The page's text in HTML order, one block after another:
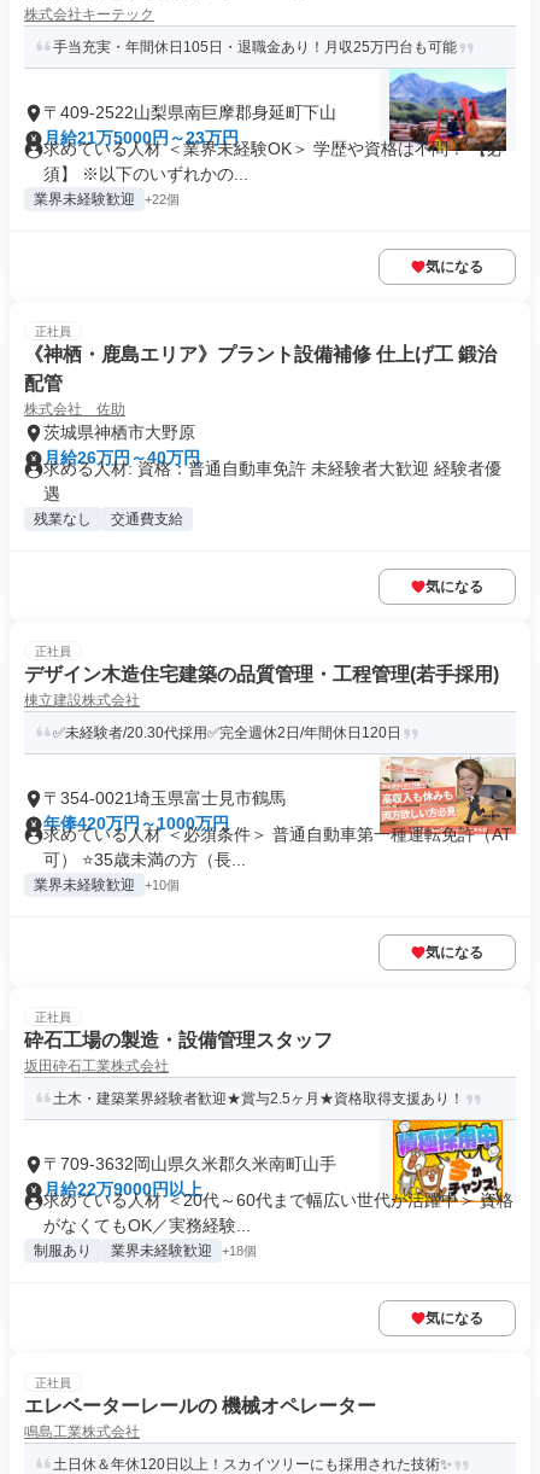
株式会社キーテック
手当充実・年間休日105日・退職金あり！月収25万円台も可能
〒409-2522山梨県南巨摩郡身延町下山
月給21万5000円～23万円
求めている人材 ＜業界未経験OK＞ 学歴や資格は不問！ 【必
須】 ※以下のいずれかの...
業界未経験歓迎 +22個
気になる
正社員
《神栖・鹿島エリア》プラント設備補修 仕上げ工 鍛治
配管
株式会社 佐助
茨城県神栖市大野原
月給26万円～40万円
求める人材: 資格：普通自動車免許 未経験者大歓迎 経験者優
遇
残業なし 交通費支給
気になる
正社員
デザイン木造住宅建築の品質管理・工程管理(若手採用)
棟立建設株式会社
✅未経験者/20.30代採用✅完全週休2日/年間休日120日
〒354-0021埼玉県富士見市鶴馬
年俸420万円～1000万円
求めている人材 ＜必須条件＞ 普通自動車第一種運転免許（AT
可） ⭐35歳未満の方（長...
業界未経験歓迎 +10個
気になる
正社員
砕石工場の製造・設備管理スタッフ
坂田砕石工業株式会社
土木・建築業界経験者歓迎★賞与2.5ヶ月★資格取得支援あり！
〒709-3632岡山県久米郡久米南町山手
月給22万9000円以上
求めている人材 ＜20代～60代まで幅広い世代が活躍中＞ 資格
がなくてもOK／実務経験...
制服あり 業界未経験歓迎 +18個
気になる
正社員
エレベーターレールの 機械オペレーター
鳴島工業株式会社
土日休＆年休120日以上！スカイツリーにも採用された技術✨